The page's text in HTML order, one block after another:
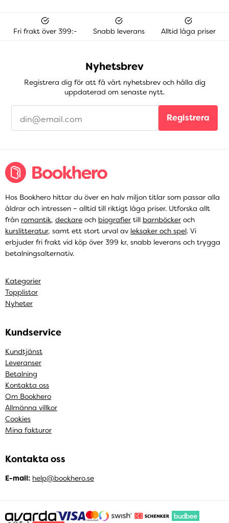
Fri frakt över 399:- Snabb leverans Alltid låga priser
Nyhetsbrev
Registrera dig för att få vårt nyhetsbrev och hålla dig
uppdaterad om senaste nytt.
Registrera
Hos Bookhero hittar du över en halv miljon titlar som passar alla
åldrar och intressen – alltid till riktigt låga priser. Utforska allt
från romantik, deckare och biografier till barnböcker och
kurslitteratur, samt ett stort urval av leksaker och spel. Vi
erbjuder fri frakt vid köp över 399 kr, snabb leverans och trygga
betalningsalternativ.
Kategorier
Topplistor
Nyheter
Kundservice
Kundtjänst
Leveranser
Betalning
Kontakta oss
Om Bookhero
Allmänna villkor
Cookies
Mina fakturor
Kontakta oss
E-mail: help@bookhero.se